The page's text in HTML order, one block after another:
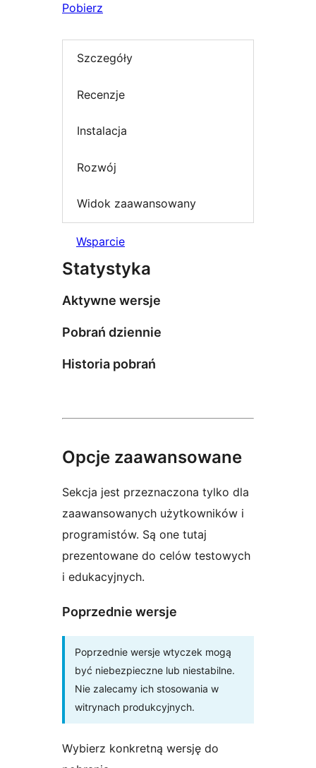
Pobierz
Szczegóły
Recenzje
Instalacja
Rozwój
Widok zaawansowany
Wsparcie
Statystyka
Aktywne wersje
Pobrań dziennie
Historia pobrań
Opcje zaawansowane
Sekcja jest przeznaczona tylko dla
zaawansowanych użytkowników i
programistów. Są one tutaj
prezentowane do celów testowych
i edukacyjnych.
Poprzednie wersje
Poprzednie wersje wtyczek mogą
być niebezpieczne lub niestabilne.
Nie zalecamy ich stosowania w
witrynach produkcyjnych.
Wybierz konkretną wersję do